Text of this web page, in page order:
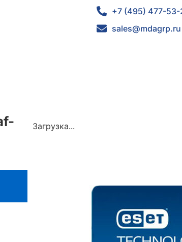
+7 (495) 477-53-
sales@mdagrp.ru
Загрузка...